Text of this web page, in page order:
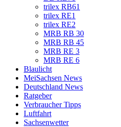
trilex RB61
trilex RE1
trilex RE2
MRB RB 30
MRB RB 45
MRB RE 3
MRB RE 6
Blaulicht
MeiSachsen News
Deutschland News
Ratgeber
Verbraucher Tipps
Luftfahrt
Sachsenwetter